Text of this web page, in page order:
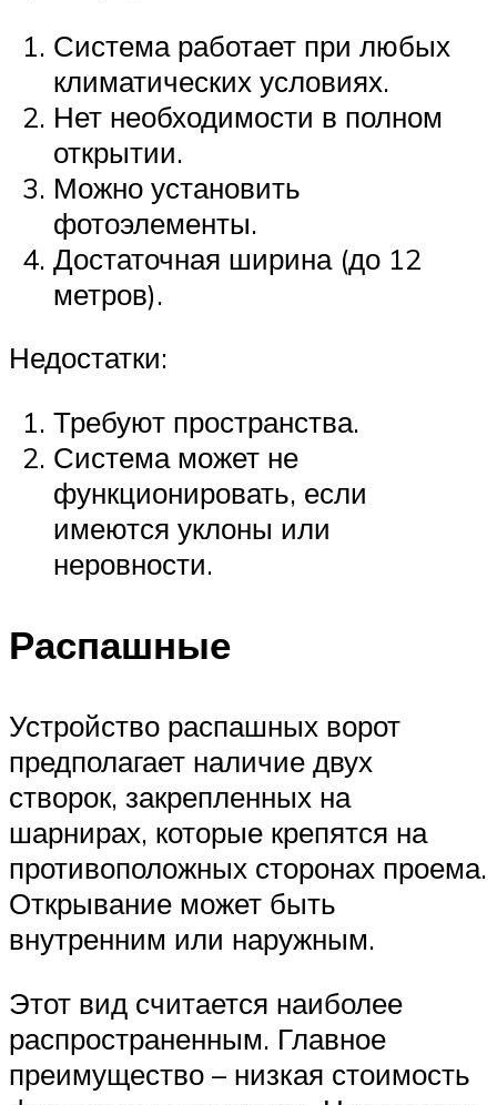
Система работает при любых
климатических условиях.
Нет необходимости в полном
открытии.
Можно установить
фотоэлементы.
Достаточная ширина (до 12
метров).
Недостатки:
Требуют пространства.
Система может не
функционировать, если
имеются уклоны или
неровности.
Распашные
Устройство распашных ворот
предполагает наличие двух
створок, закрепленных на
шарнирах, которые крепятся на
противоположных сторонах проема.
Открывание может быть
внутренним или наружным.
Этот вид считается наиболее
распространенным. Главное
преимущество – низкая стоимость